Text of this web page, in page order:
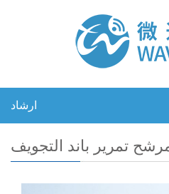
ارشاد
تمرير باند التجويف